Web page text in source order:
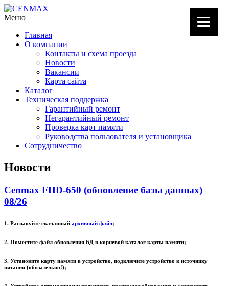
Меню
Главная
О компании
Контакты и схема проезда
Новости
Вакансии
Карта сайта
Каталог
Техническая поддержка
Гарантийный ремонт
Негарантийный ремонт
Проверка карт памяти
Руководства пользователя и установщика
Сотрудничество
Новости
Cenmax FHD-650 (обновление базы данных)
08/26
1. Распакуйте скачанный архивный файл;
2. Поместите файл обновления БД в корневой каталог карты памяти;
3. Установите карту памяти в устройство, подключите устройство к источнику
питания (обязательно!);